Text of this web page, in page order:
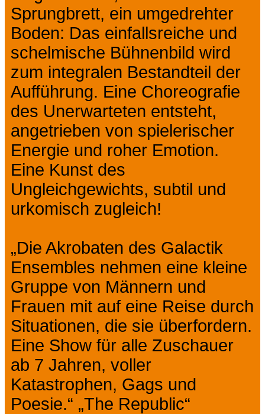
Sprungbrett, ein umgedrehter
Boden: Das einfallsreiche und
schelmische Bühnenbild wird
zum integralen Bestandteil der
Aufführung. Eine Choreografie
des Unerwarteten entsteht,
angetrieben von spielerischer
Energie und roher Emotion.
Eine Kunst des
Ungleichgewichts, subtil und
urkomisch zugleich!
„Die Akrobaten des Galactik
Ensembles nehmen eine kleine
Gruppe von Männern und
Frauen mit auf eine Reise durch
Situationen, die sie überfordern.
Eine Show für alle Zuschauer
ab 7 Jahren, voller
Katastrophen, Gags und
Poesie.“ „The Republic“